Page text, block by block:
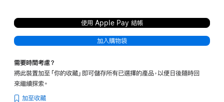
使用 Apple Pay 結帳
加入購物袋
需要時間考慮？
將此裝置加至「你的收藏」即可儲存所有已選擇的產品，以便日後隨時回
來繼續探索。
加至收藏